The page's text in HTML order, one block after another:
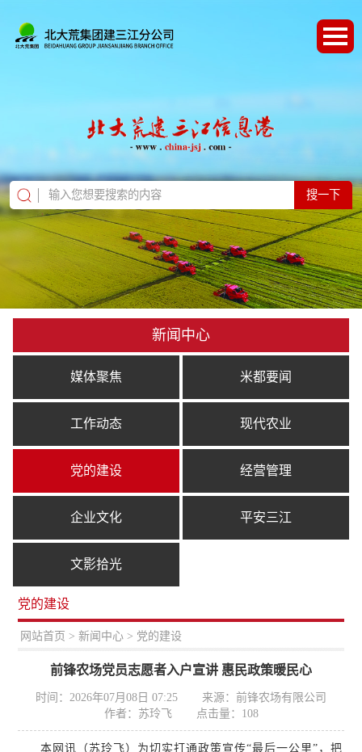
搜一下
新闻中心
媒体聚焦 米都要闻
工作动态 现代农业
党的建设 经营管理
企业文化 平安三江
文影拾光
党的建设
网站首页 > 新闻中心 > 党的建设
前锋农场党员志愿者入户宣讲 惠民政策暖民心
时间：2026年07月08日 07:25
来源：前锋农场有限公司
作者：苏玲飞
点击量： 108
本网讯（苏玲飞）为切实打通政策宣传“最后一公里”，把